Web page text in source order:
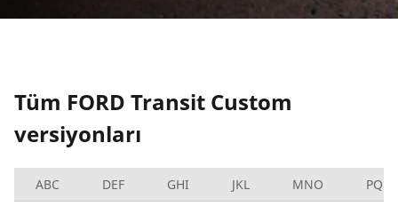
Tüm FORD Transit Custom
versiyonları
ABC DEF GHI JKL MNO PQRS